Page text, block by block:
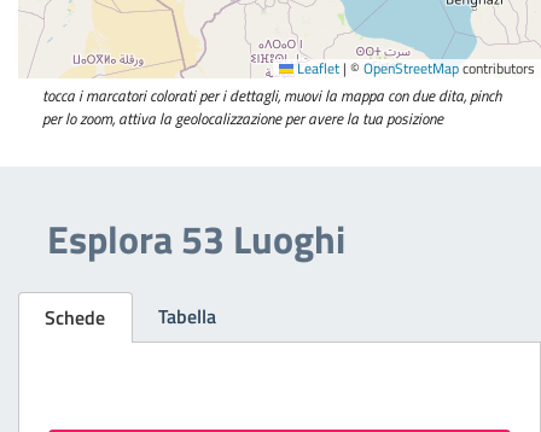
Leaflet | © OpenStreetMapcontributors
tocca i marcatori colorati per i dettagli, muovi la mappa con due dita, pinch
per lo zoom, attiva la geolocalizzazione per avere la tua posizione
Esplora 53 Luoghi
Schede Tabella